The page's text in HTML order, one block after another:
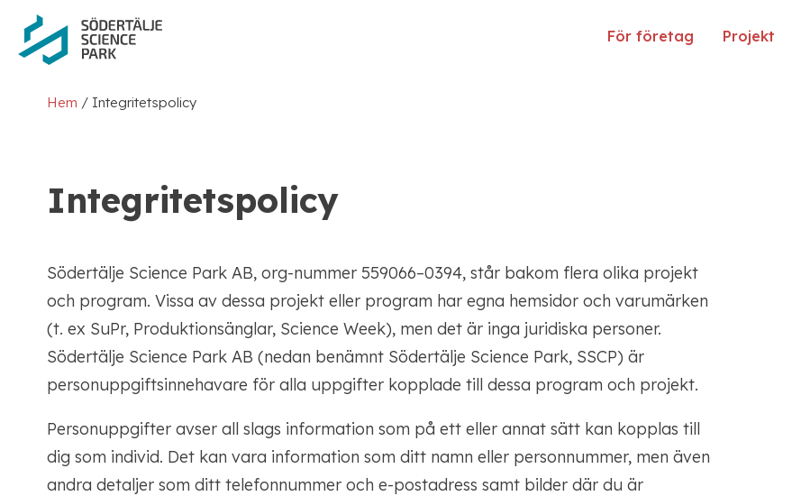
Hoppa
innehåll
Hoppa
navigering
För företag Projekt
Hem / Integritetspolicy
Integritetspolicy
Södertälje Science Park AB, org-nummer 559066–0394, står bakom flera olika projekt
och program. Vissa av dessa projekt eller program har egna hemsidor och varumärken
(t. ex SuPr, Produktionsänglar, Science Week), men det är inga juridiska personer.
Södertälje Science Park AB (nedan benämnt Södertälje Science Park, SSCP) är
personuppgiftsinnehavare för alla uppgifter kopplade till dessa program och projekt.
Personuppgifter avser all slags information som på ett eller annat sätt kan kopplas till
dig som individ. Det kan vara information som ditt namn eller personnummer, men även
andra detaljer som ditt telefonnummer och e-postadress samt bilder där du är